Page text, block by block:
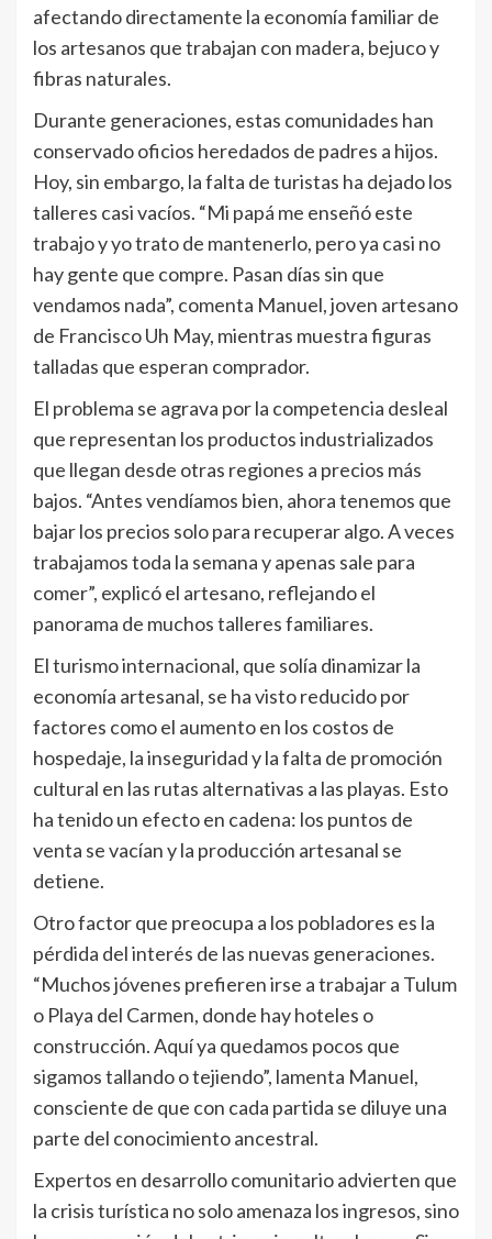
afectando directamente la economía familiar de
los artesanos que trabajan con madera, bejuco y
fibras naturales.
Durante generaciones, estas comunidades han
conservado oficios heredados de padres a hijos.
Hoy, sin embargo, la falta de turistas ha dejado los
talleres casi vacíos. “Mi papá me enseñó este
trabajo y yo trato de mantenerlo, pero ya casi no
hay gente que compre. Pasan días sin que
vendamos nada”, comenta Manuel, joven artesano
de Francisco Uh May, mientras muestra figuras
talladas que esperan comprador.
El problema se agrava por la competencia desleal
que representan los productos industrializados
que llegan desde otras regiones a precios más
bajos. “Antes vendíamos bien, ahora tenemos que
bajar los precios solo para recuperar algo. A veces
trabajamos toda la semana y apenas sale para
comer”, explicó el artesano, reflejando el
panorama de muchos talleres familiares.
El turismo internacional, que solía dinamizar la
economía artesanal, se ha visto reducido por
factores como el aumento en los costos de
hospedaje, la inseguridad y la falta de promoción
cultural en las rutas alternativas a las playas. Esto
ha tenido un efecto en cadena: los puntos de
venta se vacían y la producción artesanal se
detiene.
Otro factor que preocupa a los pobladores es la
pérdida del interés de las nuevas generaciones.
“Muchos jóvenes prefieren irse a trabajar a Tulum
o Playa del Carmen, donde hay hoteles o
construcción. Aquí ya quedamos pocos que
sigamos tallando o tejiendo”, lamenta Manuel,
consciente de que con cada partida se diluye una
parte del conocimiento ancestral.
Expertos en desarrollo comunitario advierten que
la crisis turística no solo amenaza los ingresos, sino